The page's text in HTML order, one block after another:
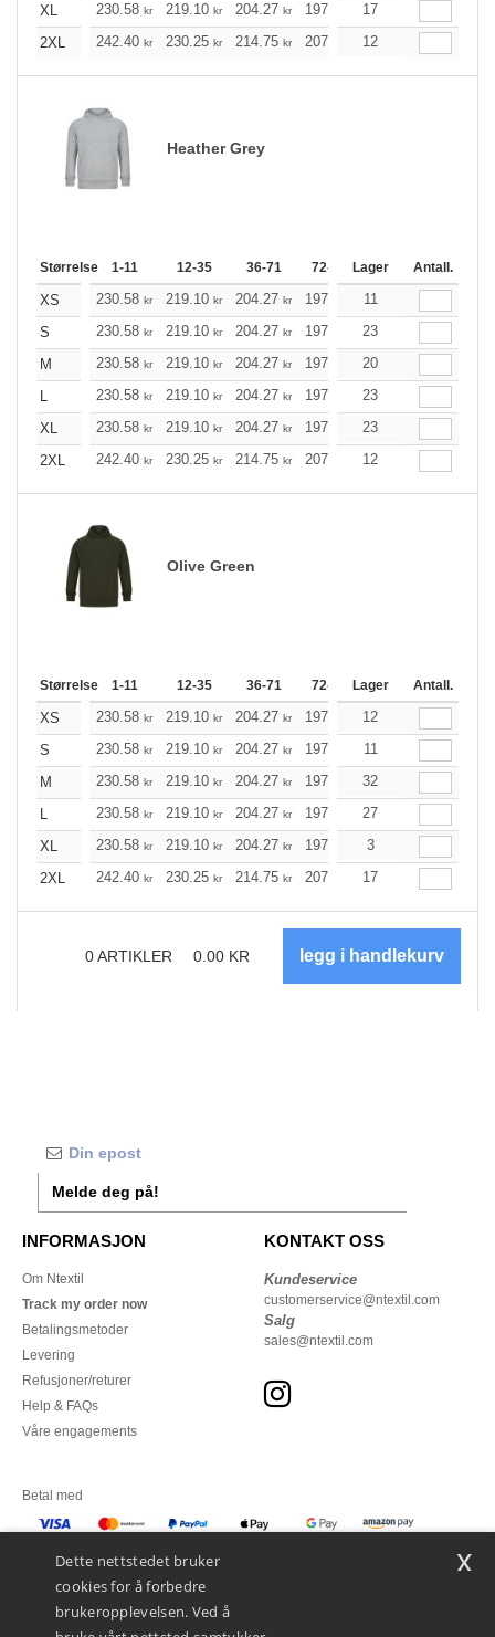
XL
230.58 kr 219.10 kr 204.27 kr 197.69 187.77
17
2XL
242.40 kr 230.25 kr 214.75 kr 207.84 197.36
12
Heather Grey
Størrelse 1-11 12-35 36-71 72-143 144-287
Lager Antall.
XS 230.58 kr 219.10 kr 204.27 kr 197.69 187.77
11
S
230.58 kr 219.10 kr 204.27 kr 197.69 187.77
23
M
230.58 kr 219.10 kr 204.27 kr 197.69 187.77
20
L
230.58 kr 219.10 kr 204.27 kr 197.69 187.77
23
XL
230.58 kr 219.10 kr 204.27 kr 197.69 187.77
23
2XL
242.40 kr 230.25 kr 214.75 kr 207.84 197.36
12
Olive Green
Størrelse 1-11 12-35 36-71 72-143 144-287
Lager Antall.
XS 230.58 kr 219.10 kr 204.27 kr 197.69 187.77
12
S
230.58 kr 219.10 kr 204.27 kr 197.69 187.77
11
M
230.58 kr 219.10 kr 204.27 kr 197.69 187.77
32
L
230.58 kr 219.10 kr 204.27 kr 197.69 187.77
27
XL
230.58 kr 219.10 kr 204.27 kr 197.69
3
2XL
242.40 kr 230.25 kr 214.75 kr 207.84 197.36
17
0ARTIKLER 0.00 KR
Melde deg på!
INFORMASJON
Om Ntextil
Track my order now
Betalingsmetoder
Levering
Refusjoner/returer
Help & FAQs
Våre engagements
KONTAKT OSS
Kundeservice
customerservice@ntextil.com
Salg
sales@ntextil.com
Betal med
Dette nettstedet bruker
cookies for å forbedre
brukeropplevelsen. Ved å
x